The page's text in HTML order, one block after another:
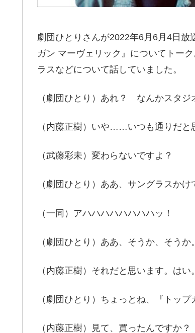
劇団ひとりさんが2022年6月6月4日
ガン マーヴェリック』についてトー
ラスなどについて話していました。
（劇団ひとり）あれ？ なんかスタジ
（内藤正樹）いや……いつも通りだと
（武藤彩未）変わらないですよ？
（劇団ひとり）ああ、サングラスかけ
（一同）アハハハハハハハハッ！
（劇団ひとり）ああ、そうか、そうか
（内藤正樹）それだと思います。はい。
（劇団ひとり）ちょっとね、『トッ
（内藤正樹）見て、買ったんですか？